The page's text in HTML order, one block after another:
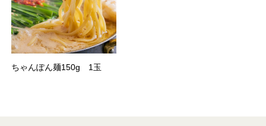
ちゃんぽん麺150g 1玉